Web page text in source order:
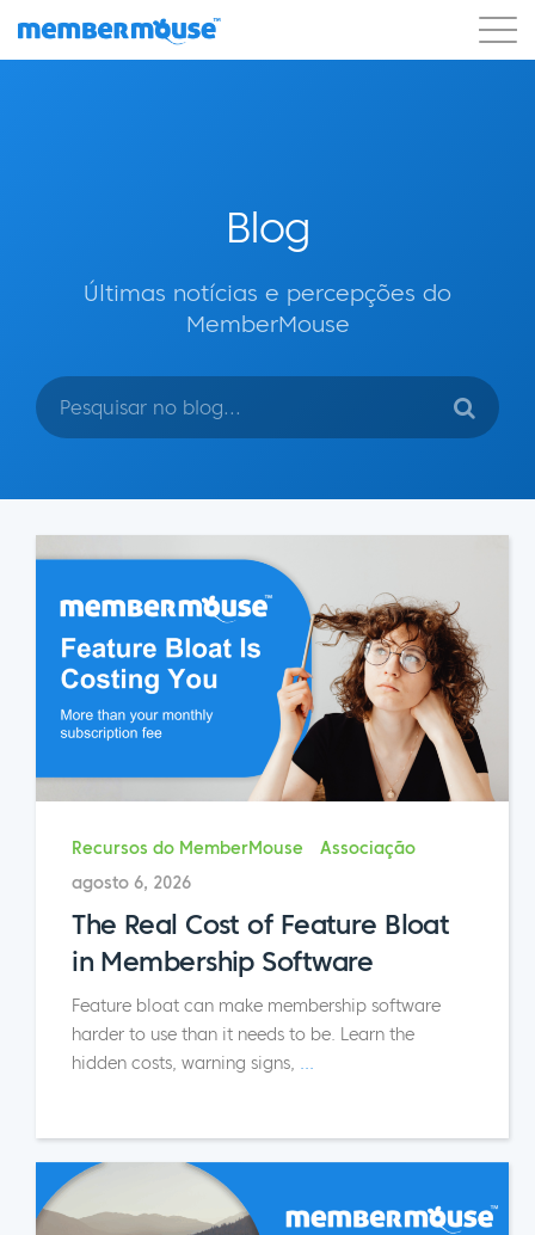
Blog
Últimas notícias e percepções do
MemberMouse
Recursos do MemberMouse
Associação
agosto 6, 2026
The Real Cost of Feature Bloat
in Membership Software
Feature bloat can make membership software
harder to use than it needs to be. Learn the
hidden costs, warning signs, ...